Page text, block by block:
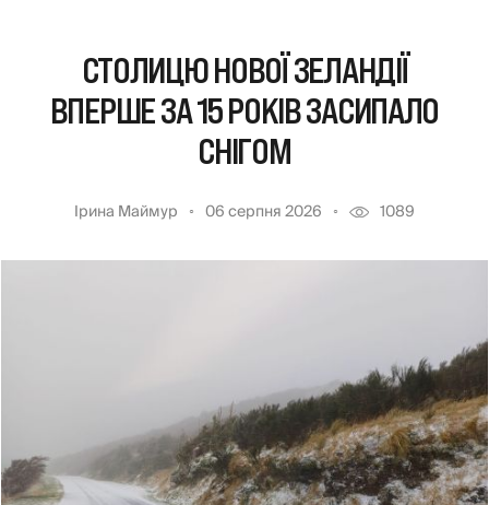
СТОЛИЦЮ НОВОЇ ЗЕЛАНДІЇ
ВПЕРШЕ ЗА 15 РОКІВ ЗАСИПАЛО
СНІГОМ
Ірина Маймур 06 серпня 2026 1089